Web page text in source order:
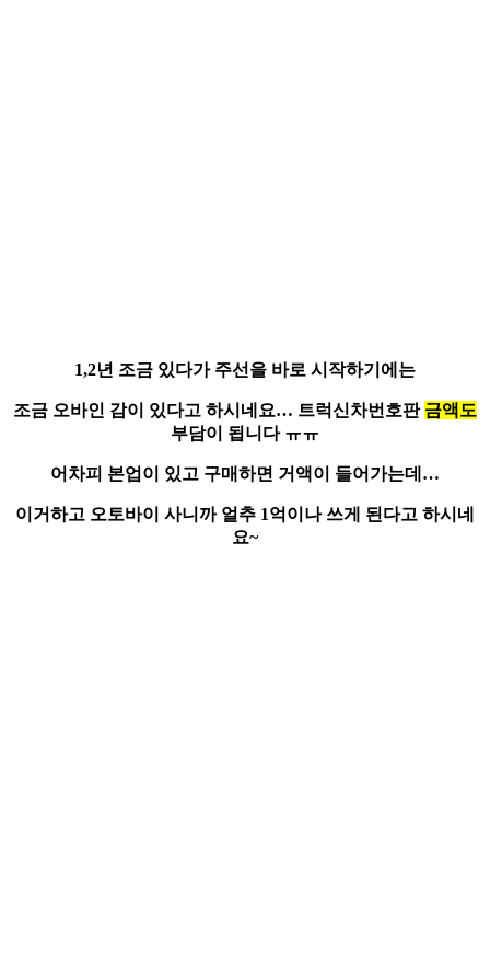
1,2년 조금 있다가주선을 바로 시작하기에는
조금 오바인 감이 있다고 하시네요… 트럭신차번호판 금액도
부담이 됩니다 ㅠㅠ
어차피 본업이 있고 구매하면 거액이 들어가는데…
이거하고 오토바이 사니까 얼추 1억이나 쓰게 된다고 하시네
요~